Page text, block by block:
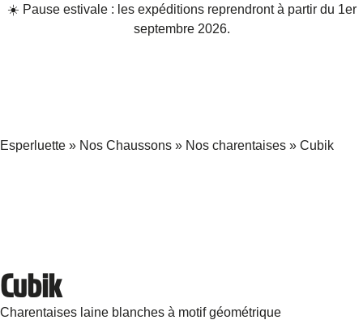
☀️ Pause estivale : les expéditions reprendront à partir du 1er
septembre 2026.
Esperluette » Nos Chaussons » Nos charentaises » Cubik
Cubik
Charentaises laine blanches à motif géométrique